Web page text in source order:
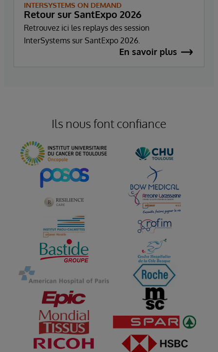
INTERSYSTEMS ON DEMAND
Retour sur SantExpo 2026
Retrouvez ici les replays des session
InterSystems sur SantExpo 2026.
En savoir plus
Ils nous font confiance